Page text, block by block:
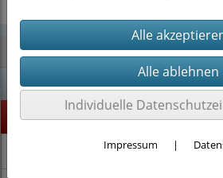
Kategorien
% SALE %
Highlight
Stöwers-Garnelenstube
Individuelle
Impressum |